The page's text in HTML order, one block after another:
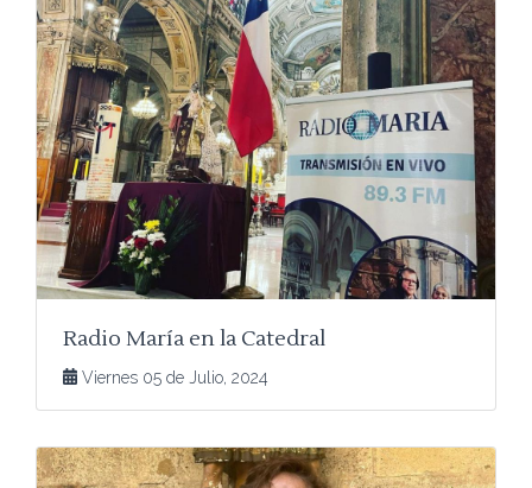
Radio María en la Catedral
Viernes 05 de Julio, 2024